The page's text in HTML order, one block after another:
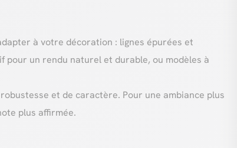
à votre décoration : lignes épurées et
pour un rendu naturel et durable, ou modèles à
et de caractère. Pour une ambiance plus
plus affirmée.